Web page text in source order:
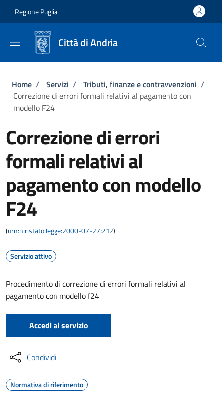
Regione Puglia
Città di Andria
Briciole di pane
Home / Servizi / Tributi, finanze e contravvenzioni /
Correzione di errori formali relativi al pagamento con
modello F24
Correzione di errori
formali relativi al
pagamento con modello
F24
(urn:nir:stato:legge:2000-07-27;212)
Servizio attivo
Procedimento di correzione di errori formali relativi al
pagamento con modello f24
Accedi al servizio
Condividi
Normativa di riferimento